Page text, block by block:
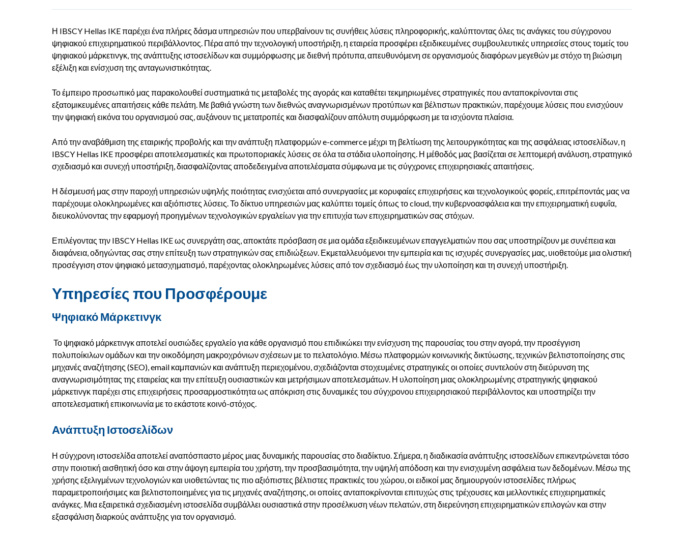
Η IBSCY Hellas IKE παρέχει ένα πλήρες δάσμα υπηρεσιών που υπερβαίνουν τις συνήθεις λύσεις πληροφορικής, καλύπτοντας όλες τις ανάγκες του σύγχρονου
ψηφιακού επιχειρηματικού περιβάλλοντος. Πέρα από την τεχνολογική υποστήριξη, η εταιρεία προσφέρει εξειδικευμένες συμβουλευτικές υπηρεσίες στους τομείς του
ψηφιακού μάρκετινγκ, της ανάπτυξης ιστοσελίδων και συμμόρφωσης με διεθνή πρότυπα, απευθυνόμενη σε οργανισμούς διαφόρων μεγεθών με στόχο τη βιώσιμη
εξέλιξη και ενίσχυση της ανταγωνιστικότητας.
Το έμπειρο προσωπικό μας παρακολουθεί συστηματικά τις μεταβολές της αγοράς και καταθέτει τεκμηριωμένες στρατηγικές που ανταποκρίνονται στις
εξατομικευμένες απαιτήσεις κάθε πελάτη. Με βαθιά γνώστη των διεθνώς αναγνωρισμένων προτύπων και βέλτιστων πρακτικών, παρέχουμε λύσεις που ενισχύουν
την ψηφιακή εικόνα του οργανισμού σας, αυξάνουν τις μετατροπές και διασφαλίζουν απόλυτη συμμόρφωση με τα ισχύοντα πλαίσια.
Από την αναβάθμιση της εταιρικής προβολής και την ανάπτυξη πλατφορμών e-commerce μέχρι τη βελτίωση της λειτουργικότητας και της ασφάλειας ιστοσελίδων, η
IBSCY Hellas IKE προσφέρει αποτελεσματικές και πρωτοποριακές λύσεις σε όλα τα στάδια υλοποίησης. Η μέθοδός μας βασίζεται σε λεπτομερή ανάλυση, στρατηγικό
σχεδιασμό και συνεχή υποστήριξη, διασφαλίζοντας αποδεδειγμένα αποτελέσματα σύμφωνα με τις σύγχρονες επιχειρησιακές απαιτήσεις.
Η δέσμευσή μας στην παροχή υπηρεσιών υψηλής ποιότητας ενισχύεται από συνεργασίες με κορυφαίες επιχειρήσεις και τεχνολογικούς φορείς, επιτρέποντάς μας να
παρέχουμε ολοκληρωμένες και αξιόπιστες λύσεις. Το δίκτυο υπηρεσιών μας καλύπτει τομείς όπως το cloud, την κυβερνοασφάλεια και την επιχειρηματική ευφυΐα,
διευκολύνοντας την εφαρμογή προηγμένων τεχνολογικών εργαλείων για την επιτυχία των επιχειρηματικών σας στόχων.
Επιλέγοντας την IBSCY Hellas IKE ως συνεργάτη σας, αποκτάτε πρόσβαση σε μια ομάδα εξειδικευμένων επαγγελματιών που σας υποστηρίζουν με συνέπεια και
διαφάνεια, οδηγώντας σας στην επίτευξη των στρατηγικών σας επιδιώξεων. Εκμεταλλευόμενοι την εμπειρία και τις ισχυρές συνεργασίες μας, υιοθετούμε μια ολιστική
προσέγγιση στον ψηφιακό μετασχηματισμό, παρέχοντας ολοκληρωμένες λύσεις από τον σχεδιασμό έως την υλοποίηση και τη συνεχή υποστήριξη.
Υπηρεσίες που Προσφέρουμε
Ψηφιακό Μάρκετινγκ
Το ψηφιακό μάρκετινγκ αποτελεί ουσιώδες εργαλείο για κάθε οργανισμό που επιδικώκει την ενίσχυση της παρουσίας του στην αγορά, την προσέγγιση
πολυποίκιλων ομάδων και την οικοδόμηση μακροχρόνιων σχέσεων με το πελατολόγιο. Μέσω πλατφορμών κοινωνικής δικτύωσης, τεχνικών βελτιστοποίησης στις
μηχανές αναζήτησης (SEO), email καμπανιών και ανάπτυξη περιεχομένου, σχεδιάζονται στοχευμένες στρατηγικές οι οποίες συντελούν στη διεύρυνση της
αναγνωρισιμότητας της εταιρείας και την επίτευξη ουσιαστικών και μετρήσιμων αποτελεσμάτων. Η υλοποίηση μιας ολοκληρωμένης στρατηγικής ψηφιακού
μάρκετινγκ παρέχει στις επιχειρήσεις προσαρμοστικότητα ως απόκριση στις δυναμικές του σύγχρονου επιχειρησιακού περιβάλλοντος και υποστηρίζει την
αποτελεσματική επικοινωνία με το εκάστοτε κοινό-στόχος.
Ανάπτυξη Ιστοσελίδων
Η σύγχρονη ιστοσελίδα αποτελεί αναπόσπαστο μέρος μιας δυναμικής παρουσίας στο διαδίκτυο. Σήμερα, η διαδικασία ανάπτυξης ιστοσελίδων επικεντρώνεται τόσο
στην ποιοτική αισθητική όσο και στην άψογη εμπειρία του χρήστη, την προσβασιμότητα, την υψηλή απόδοση και την ενισχυμένη ασφάλεια των δεδομένων. Μέσω της
χρήσης εξελιγμένων τεχνολογιών και υιοθετώντας τις πιο αξιόπιστες βέλτιστες πρακτικές του χώρου, οι ειδικοί μας δημιουργούν ιστοσελίδες πλήρως
παραμετροποιήσιμες και βελτιστοποιημένες για τις μηχανές αναζήτησης, οι οποίες ανταποκρίνονται επιτυχώς στις τρέχουσες και μελλοντικές επιχειρηματικές
ανάγκες. Μια εξαιρετικά σχεδιασμένη ιστοσελίδα συμβάλλει ουσιαστικά στην προσέλκυση νέων πελατών, στη διερεύνηση επιχειρηματικών επιλογών και στην
εξασφάλιση διαρκούς ανάπτυξης για τον οργανισμό.